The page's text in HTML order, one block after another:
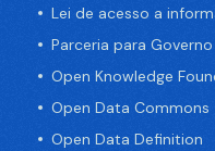
Lei de acesso a
Parceria para
Open Knowledge
Open Data Commons
Open Data Definition